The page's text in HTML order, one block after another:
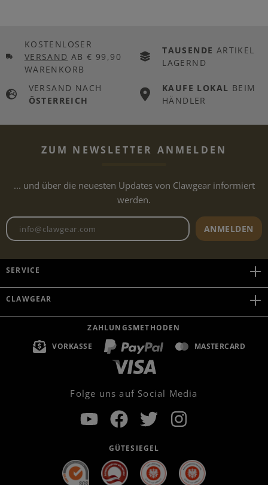
KOSTENLOSER
VERSAND AB € 99,90
WARENKORB
TAUSENDE ARTIKEL
LAGERND
VERSAND NACH
ÖSTERREICH
KAUFE LOKAL BEIM
HÄNDLER
ZUM NEWSLETTER ANMELDEN
... und über die neuesten Updates von Clawgear informiert
werden.
Newsletter E-Mail-Adresse
ANMELDEN
SERVICE
CLAWGEAR
ZAHLUNGSMETHODEN
VORKASSE
MASTERCARD
Folge uns auf Social Media
GÜTESIEGEL